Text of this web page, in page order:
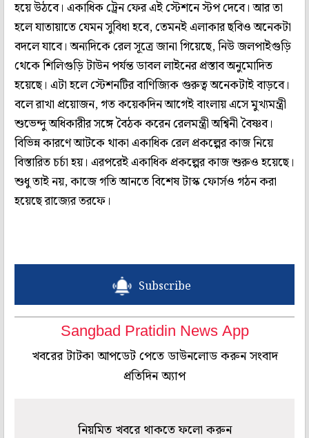
হয়ে উঠবে। একাধিক ট্রেন ফের এই স্টেশনে স্টপ দেবে। আর তা
হলে যাতায়াতে যেমন সুবিধা হবে, তেমনই এলাকার ছবিও অনেকটা
বদলে যাবে। অন্যদিকে রেল সূত্রে জানা গিয়েছে, নিউ জলপাইগুড়ি
থেকে শিলিগুড়ি টাউন পর্যন্ত ডাবল লাইনের প্রস্তাব অনুমোদিত
হয়েছে। এটা হলে স্টেশনটির বাণিজ্যিক গুরুত্ব অনেকটাই বাড়বে।
বলে রাখা প্রয়োজন, গত কয়েকদিন আগেই বাংলায় এসে মুখ্যমন্ত্রী
শুভেন্দু অধিকারীর সঙ্গে বৈঠক করেন রেলমন্ত্রী অশ্বিনী বৈষ্ণব।
বিভিন্ন কারণে আটকে থাকা একাধিক রেল প্রকল্পের কাজ নিয়ে
বিস্তারিত চর্চা হয়। এরপরেই একাধিক প্রকল্পের কাজ শুরুও হয়েছে।
শুধু তাই নয়, কাজে গতি আনতে বিশেষ টাস্ক ফোর্সও গঠন করা
হয়েছে রাজ্যের তরফে।
Subscribe
Sangbad Pratidin News App
খবরের টাটকা আপডেট পেতে ডাউনলোড করুন সংবাদ
প্রতিদিন অ্যাপ
নিয়মিত খবরে থাকতে ফলো করুন